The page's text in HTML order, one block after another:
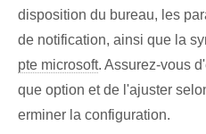
disposition du bureau, les
de notification, ainsi que la
pte microsoft. Assurez-vous⁤
que option‍ et de l'ajuster
erminer la configuration.